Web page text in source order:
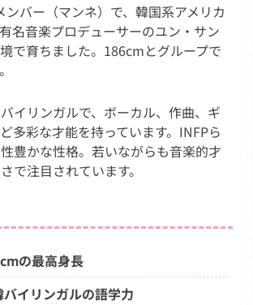
ンバー（マンネ）で、韓国系アメリカ
名音楽プロデューサーのユン・サン
で育ちました。186cmとグループで
イリンガルで、ボーカル、作曲、ギ
多彩な才能を持っています。INFPら
豊かな性格。若いながらも音楽的才
で注目されています。
の最高身長
バイリンガルの語学力